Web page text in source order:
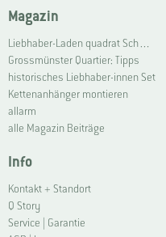
Magazin
Liebhaber-Laden quadrat Schmuck Grossmünster | Connoisseur Shop quadrat jewellery Grossmünster
Grossmünster Quartier: Tipps
historisches Liebhaber-innen Set
Kettenanhänger montieren
allarm
alle Magazin Beiträge
Info
Kontakt + Standort
Q Story
Service | Garantie